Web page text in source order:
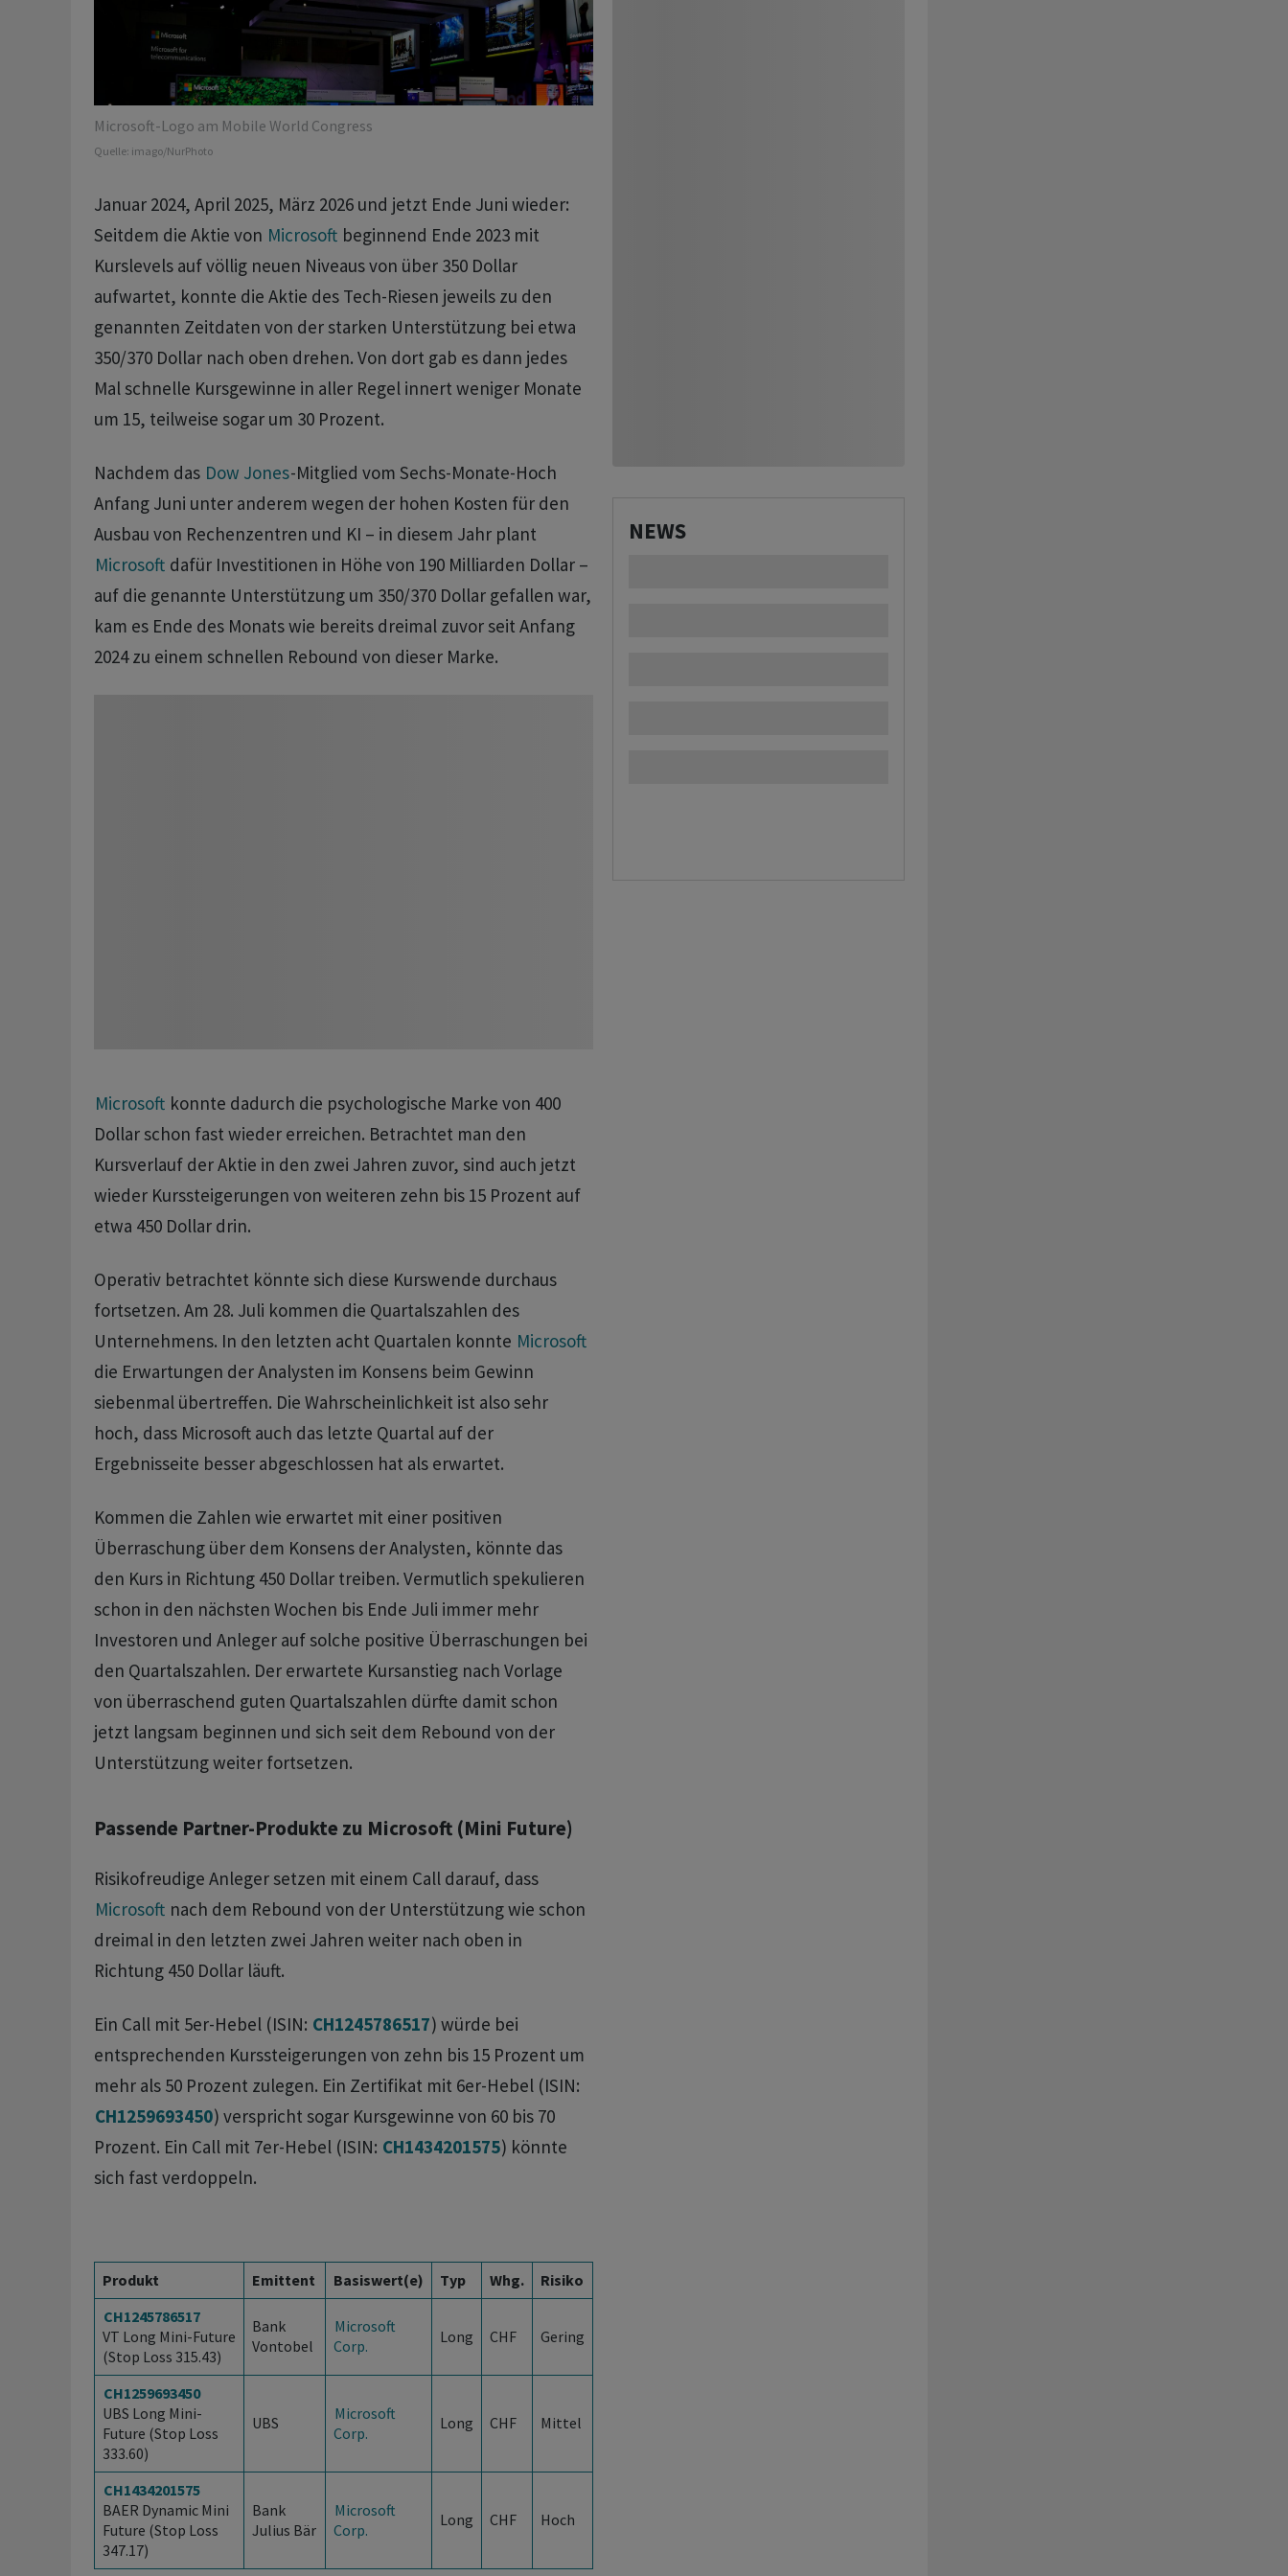
Microsoft-Logo am Mobile World Congress
Quelle: imago/NurPhoto
Januar 2024, April 2025, März 2026 und jetzt Ende Juni wieder:
Seitdem die Aktie von Microsoft beginnend Ende 2023 mit
Kurslevels auf völlig neuen Niveaus von über 350 Dollar
aufwartet, konnte die Aktie des Tech-Riesen jeweils zu den
genannten Zeitdaten von der starken Unterstützung bei etwa
350/370 Dollar nach oben drehen. Von dort gab es dann jedes
Mal schnelle Kursgewinne in aller Regel innert weniger Monate
um 15, teilweise sogar um 30 Prozent.
Nachdem das Dow Jones-Mitglied vom Sechs-Monate-Hoch
Anfang Juni unter anderem wegen der hohen Kosten für den
Ausbau von Rechenzentren und KI – in diesem Jahr plant
Microsoft dafür Investitionen in Höhe von 190 Milliarden Dollar –
auf die genannte Unterstützung um 350/370 Dollar gefallen war,
kam es Ende des Monats wie bereits dreimal zuvor seit Anfang
2024 zu einem schnellen Rebound von dieser Marke.
Microsoft konnte dadurch die psychologische Marke von 400
Dollar schon fast wieder erreichen. Betrachtet man den
Kursverlauf der Aktie in den zwei Jahren zuvor, sind auch jetzt
wieder Kurssteigerungen von weiteren zehn bis 15 Prozent auf
etwa 450 Dollar drin.
Operativ betrachtet könnte sich diese Kurswende durchaus
fortsetzen. Am 28. Juli kommen die Quartalszahlen des
Unternehmens. In den letzten acht Quartalen konnte Microsoft
die Erwartungen der Analysten im Konsens beim Gewinn
siebenmal übertreffen. Die Wahrscheinlichkeit ist also sehr
hoch, dass Microsoft auch das letzte Quartal auf der
Ergebnisseite besser abgeschlossen hat als erwartet.
Kommen die Zahlen wie erwartet mit einer positiven
Überraschung über dem Konsens der Analysten, könnte das
den Kurs in Richtung 450 Dollar treiben. Vermutlich spekulieren
schon in den nächsten Wochen bis Ende Juli immer mehr
Investoren und Anleger auf solche positive Überraschungen bei
den Quartalszahlen. Der erwartete Kursanstieg nach Vorlage
von überraschend guten Quartalszahlen dürfte damit schon
jetzt langsam beginnen und sich seit dem Rebound von der
Unterstützung weiter fortsetzen.
Passende Partner-Produkte zu Microsoft (Mini Future)
Risikofreudige Anleger setzen mit einem Call darauf, dass
Microsoft nach dem Rebound von der Unterstützung wie schon
dreimal in den letzten zwei Jahren weiter nach oben in
Richtung 450 Dollar läuft.
Ein Call mit 5er-Hebel (ISIN: CH1245786517) würde bei
entsprechenden Kurssteigerungen von zehn bis 15 Prozent um
mehr als 50 Prozent zulegen. Ein Zertifikat mit 6er-Hebel (ISIN:
CH1259693450) verspricht sogar Kursgewinne von 60 bis 70
Prozent. Ein Call mit 7er-Hebel (ISIN: CH1434201575) könnte
sich fast verdoppeln.
Produkt Emittent Basiswert(e) Typ Whg.
Risiko
CH1245786517
VT Long Mini-Future
(Stop Loss 315.43)
Bank
Vontobel
Microsoft
Corp.
Long CHF Gering
CH1259693450
UBS Long Mini-
Future (Stop Loss
333.60)
UBS
Microsoft
Corp.
Long CHF Mittel
CH1434201575
BAER Dynamic Mini
Future (Stop Loss
347.17)
Bank
Julius Bär
Microsoft
Corp.
Long CHF Hoch
NEWS